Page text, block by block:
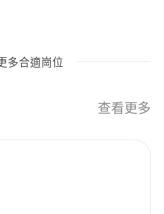
and written in
多合適崗位
查看更多